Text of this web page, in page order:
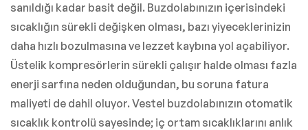
sanıldığı kadar basit değil. Buzdolabınızın içerisindeki
sıcaklığın sürekli değişken olması, bazı yiyeceklerinizin
daha hızlı bozulmasına ve lezzet kaybına yol açabiliyor.
Üstelik kompresörlerin sürekli çalışır halde olması fazla
enerji sarfına neden olduğundan, bu soruna fatura
maliyeti de dahil oluyor. Vestel buzdolabınızın otomatik
sıcaklık kontrolü sayesinde; iç ortam sıcaklıklarını anlık